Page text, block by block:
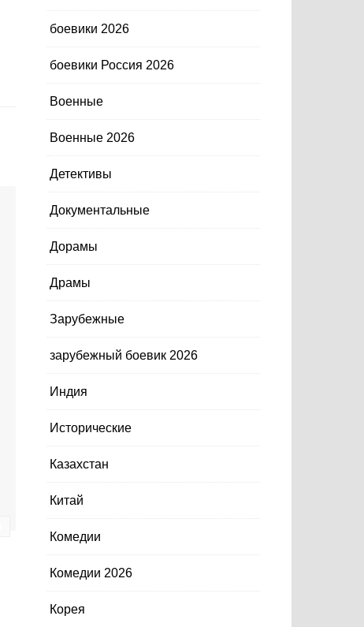
боевики 2026
боевики Россия 2026
Военные
Военные 2026
Детективы
Документальные
Дорамы
Драмы
Зарубежные
зарубежный боевик 2026
Индия
Исторические
Казахстан
Китай
Комедии
Комедии 2026
Корея